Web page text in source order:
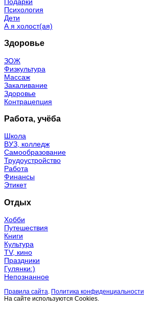
Психология
Дети
А я холост(ая)
Здоровье
ЗОЖ
Физкультура
Массаж
Закаливание
Здоровье
Контрацепция
Работа, учёба
Школа
ВУЗ, колледж
Самообразование
Трудоустройство
Работа
Финансы
Этикет
Отдых
Хобби
Путешествия
Книги
Культура
TV, кино
Праздники
Гулянки:)
Непознанное
Правила сайта. Политика конфиденциальности
На сайте используются Cookies.